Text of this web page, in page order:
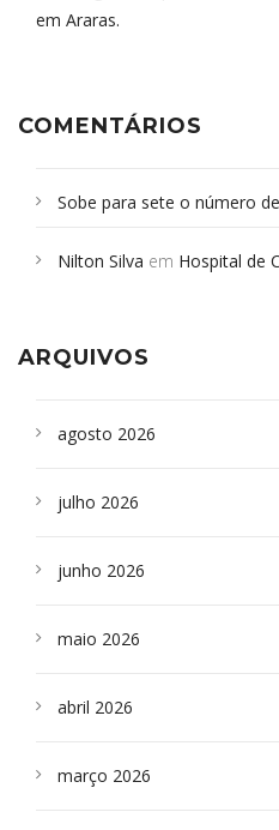
em Araras.
COMENTÁRIOS
Sobe para sete o número
Campoformosenses que
Nilton Silva em Hospital de
ARQUIVOS
agosto 2026
julho 2026
junho 2026
maio 2026
abril 2026
março 2026